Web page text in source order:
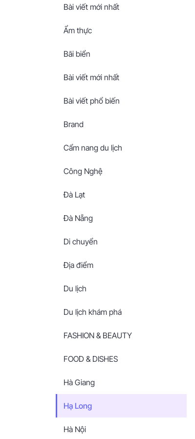
Bài viết mới nhất
Ẩm thực
Bãi biển
Bài viết mới nhất
Bài viết phổ biến
Brand
Cẩm nang du lịch
Công Nghệ
Đà Lạt
Đà Nẵng
Di chuyển
Địa điểm
Du lịch
Du lịch khám phá
FASHION & BEAUTY
FOOD & DISHES
Hà Giang
Hạ Long
Hà Nội